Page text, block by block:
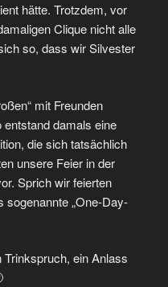
hätte. Trotzdem, vor
Clique nicht alle
so, dass wir Silvester
mit Freunden
entstand damals eine
die sich tatsächlich
unsere Feier in der
Sprich wir feierten
sogenannte „One-Day-
ein Anlass